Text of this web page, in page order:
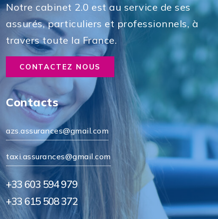
Notre cabinet 2.0 est au service de ses
assurés, particuliers et professionnels, à
travers toute la France.
CONTACTEZ NOUS
Contacts
azs.assurances@gmail.com
taxi.assurances@gmail.com
+33 603 594 979
+33 615 508 372